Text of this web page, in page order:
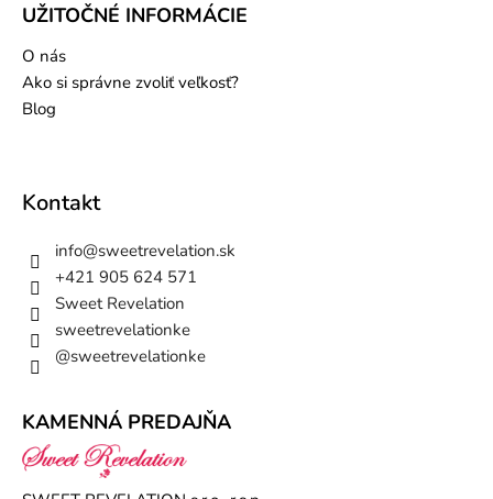
UŽITOČNÉ INFORMÁCIE
O nás
Ako si správne zvoliť veľkosť?
Blog
Kontakt
info@sweetrevelation.sk
+421 905 624 571
Sweet Revelation
sweetrevelationke
@sweetrevelationke
KAMENNÁ PREDAJŇA